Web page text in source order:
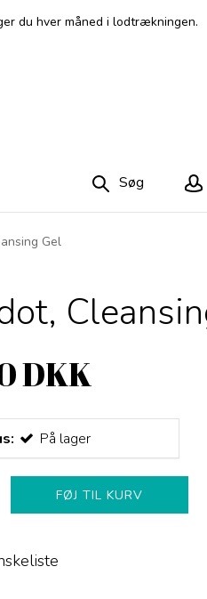
du hver måned i lodtrækningen.
Søg
Gel
DKK
På lager
FØJ TIL KURV